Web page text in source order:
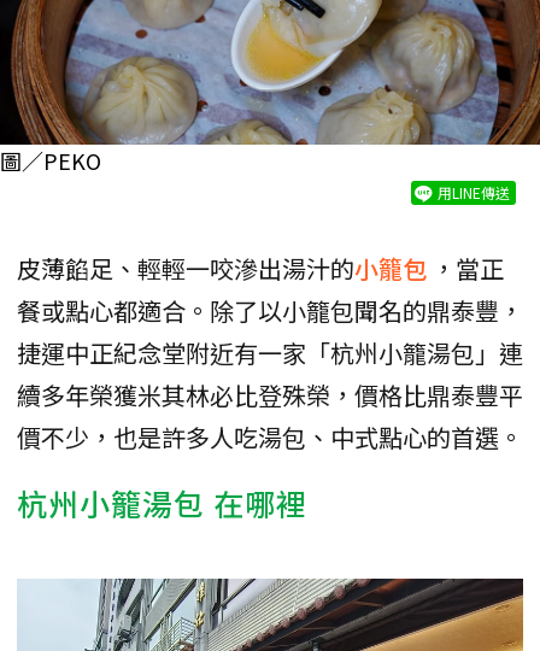
圖／PEKO
用LINE傳送
皮薄餡足、輕輕一咬滲出湯汁的小籠包 ，當正
餐或點心都適合。除了以小籠包聞名的鼎泰豐，
捷運中正紀念堂附近有一家「杭州小籠湯包」連
續多年榮獲米其林必比登殊榮，價格比鼎泰豐平
價不少，也是許多人吃湯包、中式點心的首選。
杭州小籠湯包 在哪裡